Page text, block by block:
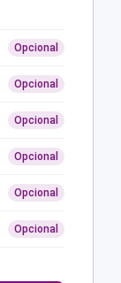
Opcional
Opcional
Opcional
Opcional
Opcional
Opcional